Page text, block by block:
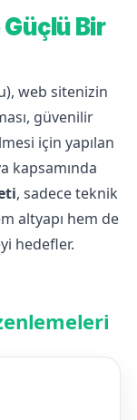
Bir
web sitenizin
güvenilir
için yapılan
kapsamında
, sadece teknik
altyapı hem de
hedefler.